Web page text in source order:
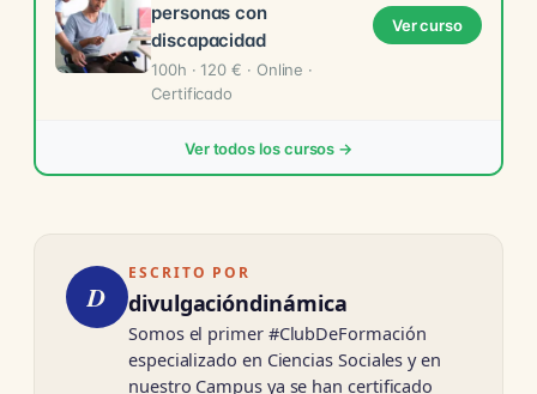
personas con
discapacidad
100h · 120 € · Online ·
Certificado
Ver curso
Ver todos los cursos →
D
ESCRITO POR
divulgacióndinámica
Somos el primer #ClubDeFormación
especializado en Ciencias Sociales y en
nuestro Campus ya se han certificado